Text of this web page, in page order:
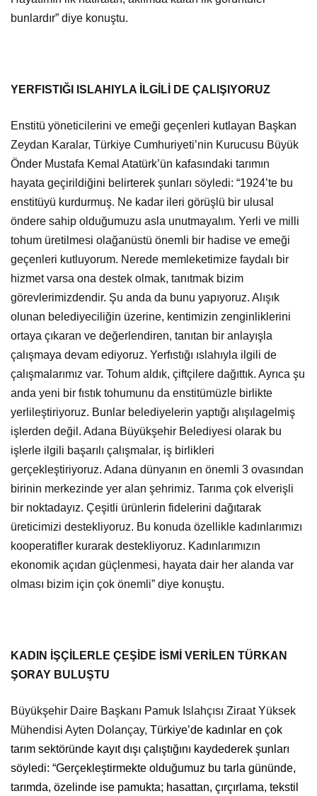
bunlardır” diye konuştu.
YERFISTIĞI ISLAHIYLA İLGİLİ DE ÇALIŞIYORUZ
Enstitü yöneticilerini ve emeği geçenleri kutlayan Başkan
Zeydan Karalar, Türkiye Cumhuriyeti’nin Kurucusu Büyük
Önder Mustafa Kemal Atatürk’ün kafasındaki tarımın
hayata geçirildiğini belirterek şunları söyledi: “1924’te bu
enstitüyü kurdurmuş. Ne kadar ileri görüşlü bir ulusal
öndere sahip olduğumuzu asla unutmayalım. Yerli ve milli
tohum üretilmesi olağanüstü önemli bir hadise ve emeği
geçenleri kutluyorum. Nerede memleketimize faydalı bir
hizmet varsa ona destek olmak, tanıtmak bizim
görevlerimizdendir. Şu anda da bunu yapıyoruz. Alışık
olunan belediyeciliğin üzerine, kentimizin zenginliklerini
ortaya çıkaran ve değerlendiren, tanıtan bir anlayışla
çalışmaya devam ediyoruz. Yerfıstığı ıslahıyla ilgili de
çalışmalarımız var. Tohum aldık, çiftçilere dağıttık. Ayrıca şu
anda yeni bir fıstık tohumunu da enstitümüzle birlikte
yerlileştiriyoruz. Bunlar belediyelerin yaptığı alışılagelmiş
işlerden değil. Adana Büyükşehir Belediyesi olarak bu
işlerle ilgili başarılı çalışmalar, iş birlikleri
gerçekleştiriyoruz. Adana dünyanın en önemli 3 ovasından
birinin merkezinde yer alan şehrimiz. Tarıma çok elverişli
bir noktadayız. Çeşitli ürünlerin fidelerini dağıtarak
üreticimizi destekliyoruz. Bu konuda özellikle kadınlarımızı
kooperatifler kurarak destekliyoruz. Kadınlarımızın
ekonomik açıdan güçlenmesi, hayata dair her alanda var
olması bizim için çok önemli” diye konuştu.
KADIN İŞÇİLERLE ÇEŞİDE İSMİ VERİLEN TÜRKAN
ŞORAY BULUŞTU
Büyükşehir Daire Başkanı Pamuk Islahçısı Ziraat Yüksek
Mühendisi Ayten Dolançay,Türkiye’de kadınlar en çok
tarım sektöründe kayıt dışı çalıştığını kaydederek şunları
söyledi: “Gerçekleştirmekte olduğumuz bu tarla gününde,
tarımda, özelinde ise pamukta; hasattan, çırçırlama, tekstil